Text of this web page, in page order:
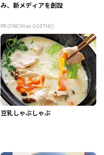
み、新メディアを創設
PR (FINCHI on GOETHE)
豆乳しゃぶしゃぶ